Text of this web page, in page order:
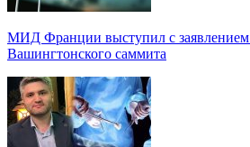
МИД Франции выступил с
Вашингтонского саммита